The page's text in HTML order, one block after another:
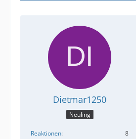
Dietmar1250
Neuling
Reaktionen
8